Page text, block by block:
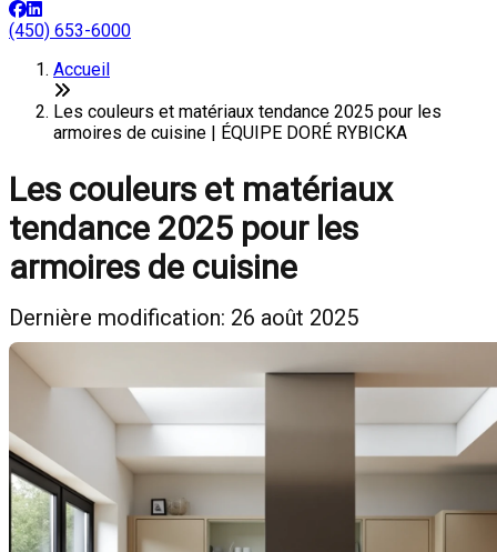
(450) 653-6000
Accueil
Les couleurs et matériaux tendance 2025 pour les
armoires de cuisine | ÉQUIPE DORÉ RYBICKA
Les couleurs et matériaux
tendance 2025 pour les
armoires de cuisine
Dernière modification: 26 août 2025